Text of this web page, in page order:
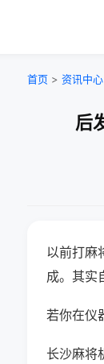
首页 > 资讯中心
后
以前打麻
成。其实
若你在仪
长沙麻将